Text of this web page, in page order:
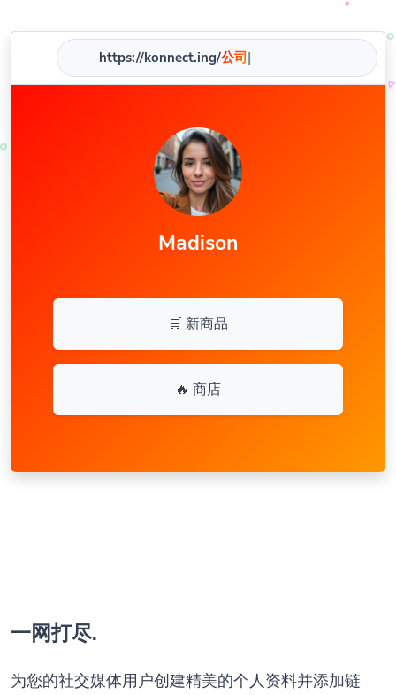
https://konnect.ing/公司|
Madison
🛒 新商品
🔥 商店
一网打尽.
为您的社交媒体用户创建精美的个人资料并添加链